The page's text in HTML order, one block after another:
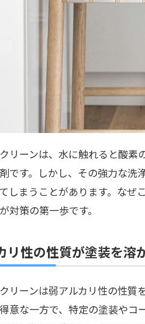
リーンは、水に触れると酸
です。しかし、その強力な洗
しまうことがあります。なぜ
対策の第一歩です。
リ性の性質が塗装を溶
リーンは弱アルカリ性の性質
意な一方で、特定の塗装やコ